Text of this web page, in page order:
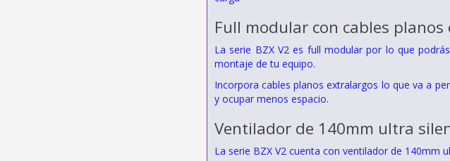
Full modular con cables
La serie BZX V2 es full modular por lo que
montaje de tu equipo.
Incorpora cables planos extralargos lo que va a
y ocupar menos espacio.
Ventilador de 140mm ultra
La serie BZX V2 cuenta con ventilador de 140mm